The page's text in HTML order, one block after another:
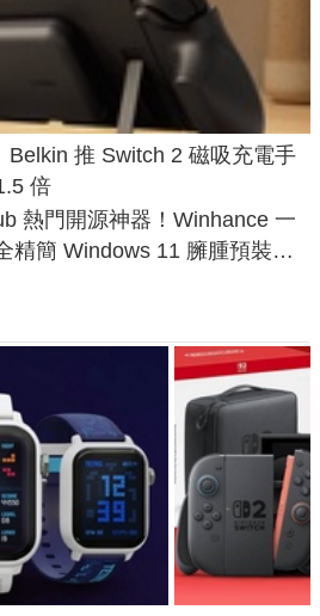
Belkin 推 Switch 2 磁吸充電手
倍
熱門開源神器！Winhance 一
精簡 Windows 11 臃腫預裝軟